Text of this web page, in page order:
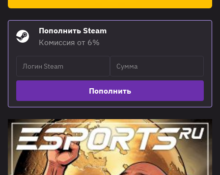
Пополнить Steam
Комиссия от 6%
Пополнить